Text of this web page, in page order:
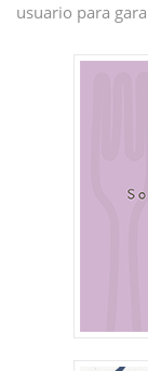
usuario para